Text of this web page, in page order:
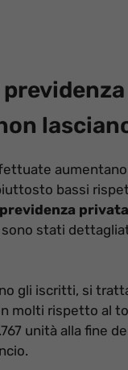
bassi
previdenza
stati
gli iscritti, si
molti rispetto al
unità alla fine